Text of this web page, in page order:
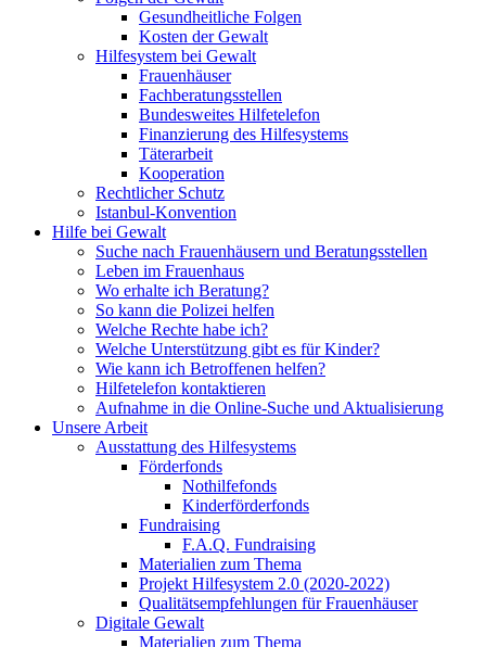
Gesundheitliche Folgen
Kosten der Gewalt
Hilfesystem bei Gewalt
Frauenhäuser
Fachberatungsstellen
Bundesweites Hilfetelefon
Finanzierung des Hilfesystems
Täterarbeit
Kooperation
Rechtlicher Schutz
Istanbul-Konvention
Hilfe bei Gewalt
Suche nach Frauenhäusern und Beratungsstellen
Leben im Frauenhaus
Wo erhalte ich Beratung?
So kann die Polizei helfen
Welche Rechte habe ich?
Welche Unterstützung gibt es für Kinder?
Wie kann ich Betroffenen helfen?
Hilfetelefon kontaktieren
Aufnahme in die Online-Suche und Aktualisierung
Unsere Arbeit
Ausstattung des Hilfesystems
Förderfonds
Nothilfefonds
Kinderförderfonds
Fundraising
F.A.Q. Fundraising
Materialien zum Thema
Projekt Hilfesystem 2.0 (2020-2022)
Qualitätsempfehlungen für Frauenhäuser
Digitale Gewalt
Materialien zum Thema